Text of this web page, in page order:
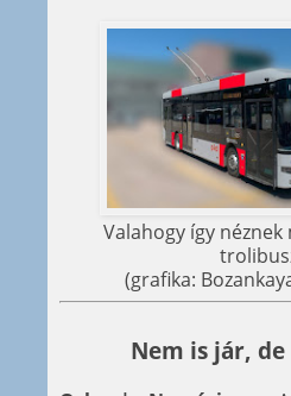
Valahogy így
(grafika:
Nem is jár,